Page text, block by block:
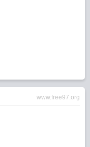
www.free97.org